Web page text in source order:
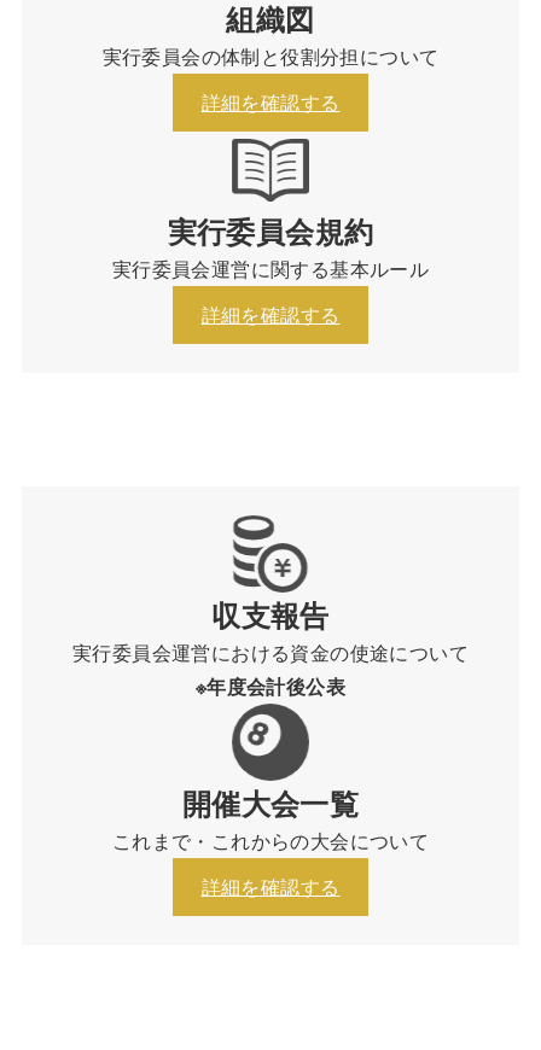
組織図
実行委員会の体制と役割分担について
詳細を確認する
実行委員会規約
実行委員会運営に関する基本ルール
詳細を確認する
収支報告
実行委員会運営における資金の使途について
※年度会計後公表
開催大会一覧
これまで・これからの大会について
詳細を確認する